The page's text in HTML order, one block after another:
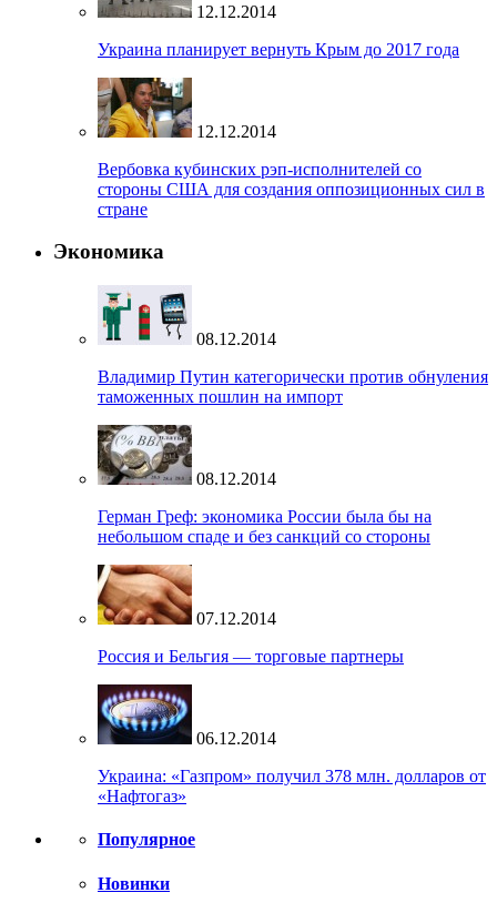
12.12.2014
Украина планирует вернуть Крым до 2017 года
12.12.2014
Вербовка кубинских рэп-исполнителей со
стороны США для создания оппозиционных сил в
стране
Экономика
08.12.2014
Владимир Путин категорически против обнуления
таможенных пошлин на импорт
08.12.2014
Герман Греф: экономика России была бы на
небольшом спаде и без санкций со стороны
07.12.2014
Россия и Бельгия — торговые партнеры
06.12.2014
Украина: «Газпром» получил 378 млн. долларов от
«Нафтогаз»
Популярное
Новинки